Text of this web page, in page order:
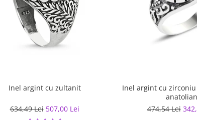
Inel argint cu zultanit
634,49 Lei 507,00 Lei
Inel argint cu
anatolian
474,54 Lei